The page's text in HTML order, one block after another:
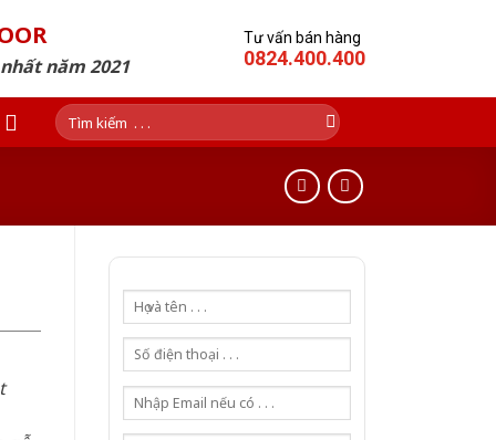
năm 2021
Tư vấn bán hàng
0824.400.400
Tìm
kiếm: